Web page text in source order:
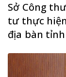
Sở Công
tư thực
địa bàn tỉnh